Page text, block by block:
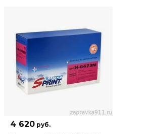
4 620руб.